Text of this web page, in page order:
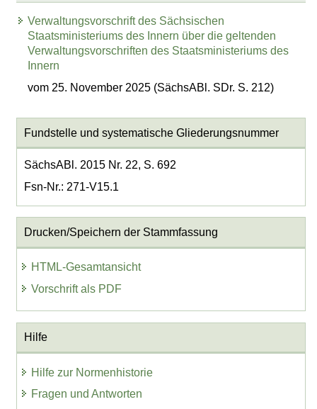
Verwaltungsvorschrift des Sächsischen
Staatsministeriums des Innern über die geltenden
Verwaltungsvorschriften des Staatsministeriums des
Innern
vom 25. November 2025 (SächsABl. SDr. S. 212)
Fundstelle und systematische Gliederungsnummer
SächsABl. 2015 Nr. 22, S. 692
Fsn-Nr.: 271-V15.1
Drucken/Speichern der Stammfassung
HTML-Gesamtansicht
Vorschrift als PDF
Hilfe
Hilfe zur Normenhistorie
Fragen und Antworten